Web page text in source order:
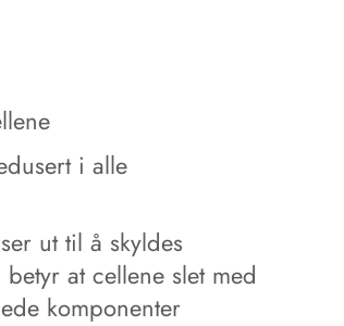
i alle
ut til å skyldes
at cellene slet med
komponenter